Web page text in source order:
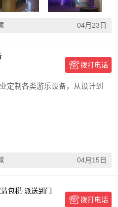
04月23日
拨打电话
定制各类游乐设备，从设计到
04月15日
包税·派送到门
拨打电话